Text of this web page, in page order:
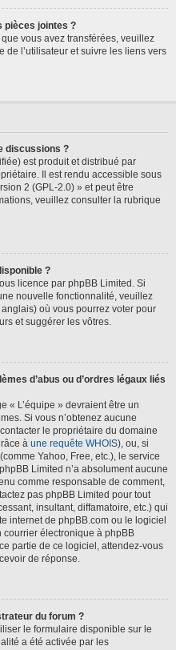
pièces jointes ?
vous avez transférées, veuillez
l’utilisateur et suivre les liens vers
discussions ?
est produit et distribué par
Il est rendu accessible sous
2 (GPL-2.0) » et peut être
veuillez consulter la rubrique
?
licence par phpBB Limited. Si
nouvelle fonctionnalité, veuillez
où vous pourrez voter pour
et suggérer les vôtres.
d’abus ou d’ordres légaux liés
« L’équipe » devraient être un
Si vous n’obtenez aucune
le propriétaire du domaine
à une requête WHOIS), ou, si
Yahoo, Free, etc.), le service
Limited n’a absolument aucune
comme responsable de comment,
pas phpBB Limited pour tout
insultant, diffamatoire, etc.) qui
internet de phpBB.com ou le logiciel
courrier électronique à phpBB
partie de ce logiciel, attendez-vous
de réponse.
du forum ?
le formulaire disponible sur le
a été activée par les